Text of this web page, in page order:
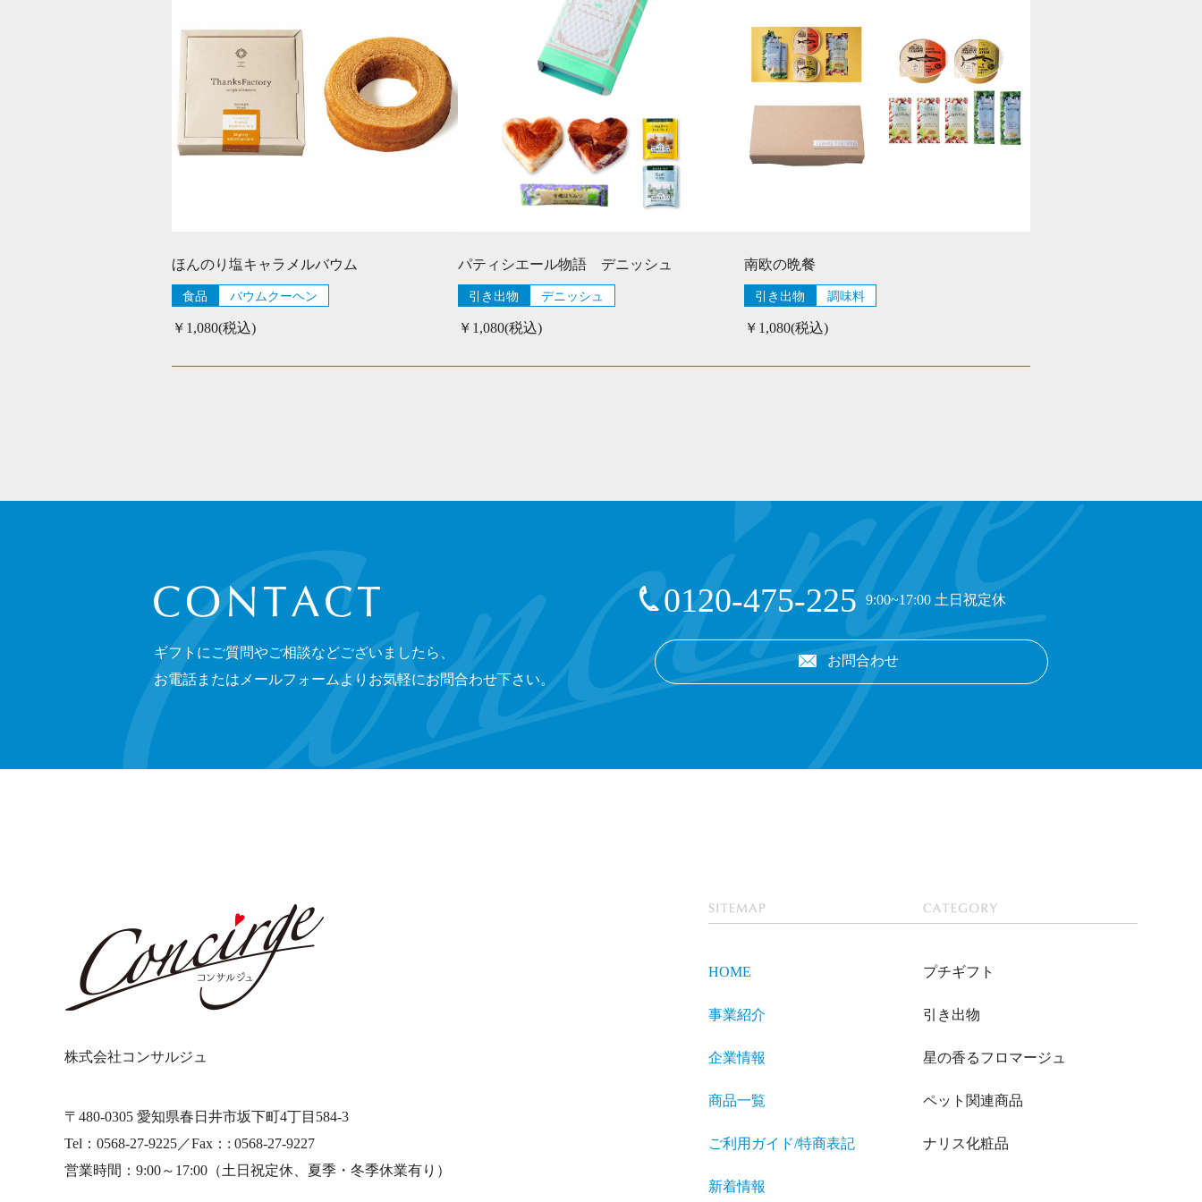
ほんのり塩キャラメルバウム
食品 バウムクーヘン
￥1,080(税込)
パティシエール物語 デニッシュ
引き出物 デニッシュ
￥1,080(税込)
南欧の晩餐
引き出物 調味料
￥1,080(税込)
CONTACT
ギフトにご質問やご相談などございましたら、
お電話またはメールフォームよりお気軽にお問合わせ下さい。
0120-475-225 9:00~17:00 土日祝定休
お問合わせ
株式会社コンサルジュ
〒480-0305 愛知県春日井市坂下町4丁目584-3
Tel：0568-27-9225／Fax：: 0568-27-9227
営業時間：9:00～17:00 （土日祝定休、夏季・冬季休業有り）
HOME
事業紹介
企業情報
商品一覧
ご利用ガイド/特商表記
新着情報
プチギフト
引き出物
星の香るフロマージュ
ペット関連商品
ナリス化粧品